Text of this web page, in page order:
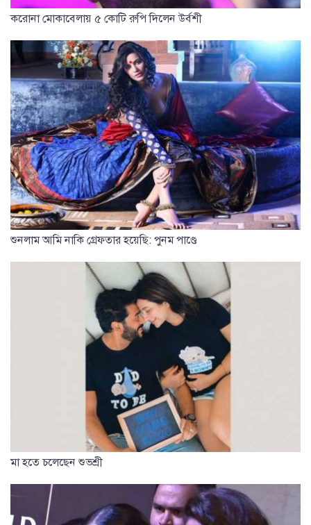
করোনা মোকাবেলায় ৫ কোটি রুপি দিলেন উর্বশী
শুনলাম আমি নাকি গ্রেফতার হয়েছি: পুনম পাণ্ডে
মা হতে চলেছেন শুভশ্রী